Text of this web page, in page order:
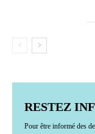
RESTEZ
Pour être informé des